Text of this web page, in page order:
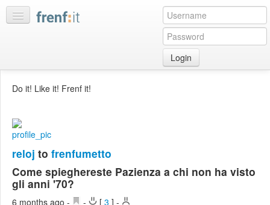
Login
My
discussions
Bookmarks
Best
of
Do it! Like it! Frenf it!
reloj to frenfumetto
Come spieghereste Pazienza a chi non ha visto
gli anni '70?
6 months ago - - [ 3 ] -